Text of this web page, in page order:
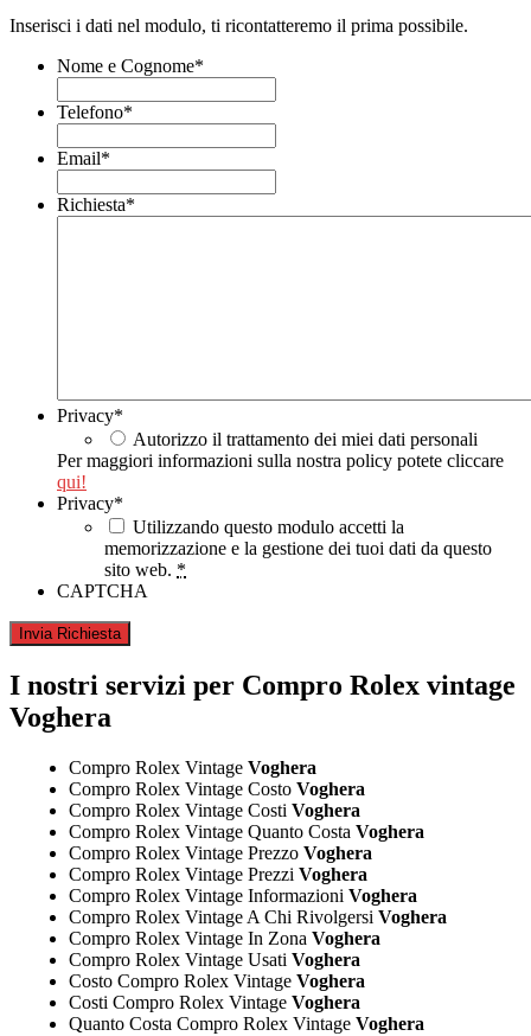
Inserisci i dati nel modulo, ti ricontatteremo il prima possibile.
Nome e Cognome*
Telefono*
Email*
Richiesta*
Privacy*
Autorizzo il trattamento dei miei dati personali
Per maggiori informazioni sulla nostra policy potete cliccare
qui!
Privacy*
Utilizzando questo modulo accetti la
memorizzazione e la gestione dei tuoi dati da questo
sito web. *
CAPTCHA
I nostri servizi per Compro Rolex vintage
Voghera
Compro Rolex Vintage Voghera
Compro Rolex Vintage Costo Voghera
Compro Rolex Vintage Costi Voghera
Compro Rolex Vintage Quanto Costa Voghera
Compro Rolex Vintage Prezzo Voghera
Compro Rolex Vintage Prezzi Voghera
Compro Rolex Vintage Informazioni Voghera
Compro Rolex Vintage A Chi Rivolgersi Voghera
Compro Rolex Vintage In Zona Voghera
Compro Rolex Vintage Usati Voghera
Costo Compro Rolex Vintage Voghera
Costi Compro Rolex Vintage Voghera
Quanto Costa Compro Rolex Vintage Voghera